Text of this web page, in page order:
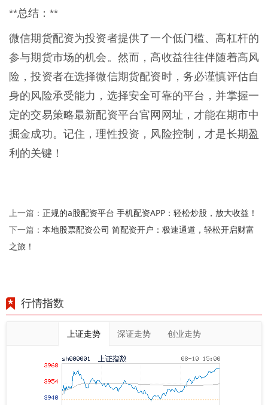
**总结：**
微信期货配资为投资者提供了一个低门槛、高杠杆的
参与期货市场的机会。然而，高收益往往伴随着高风
险，投资者在选择微信期货配资时，务必谨慎评估自
身的风险承受能力，选择安全可靠的平台，并掌握一
定的交易策略最新配资平台官网网址，才能在期市中
掘金成功。记住，理性投资，风险控制，才是长期盈
利的关键！
上一篇： 正规的a股配资平台 手机配资APP：轻松炒股，放大收益！
下一篇： 本地股票配资公司 简配资开户：极速通道，轻松开启财富
之旅！
行情指数
上证走势 深证走势 创业走势